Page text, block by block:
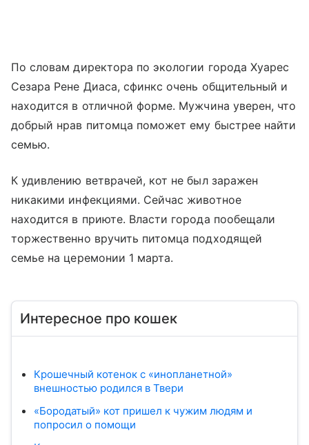
По словам директора по экологии города Хуарес
Сезара Рене Диаса, сфинкс очень общительный и
находится в отличной форме. Мужчина уверен, что
добрый нрав питомца поможет ему быстрее найти
семью.
К удивлению ветврачей, кот не был заражен
никакими инфекциями. Сейчас животное
находится в приюте. Власти города пообещали
торжественно вручить питомца подходящей
семье на церемонии 1 марта.
Интересное про кошек
Крошечный котенок с «инопланетной»
внешностью родился в Твери
«Бородатый» кот пришел к чужим людям и
попросил о помощи